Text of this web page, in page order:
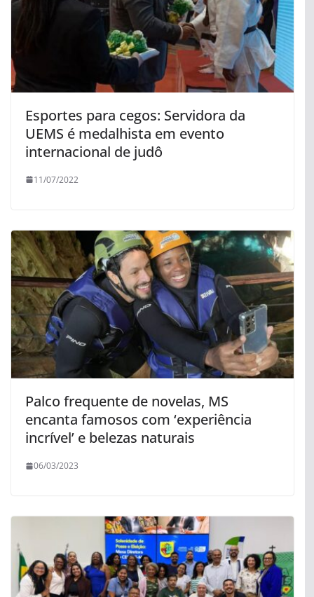
Esportes para cegos: Servidora da
UEMS é medalhista em evento
internacional de judô
11/07/2022
Palco frequente de novelas, MS
encanta famosos com ‘experiência
incrível’ e belezas naturais
06/03/2023